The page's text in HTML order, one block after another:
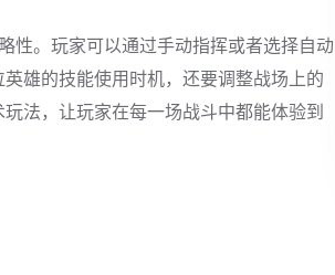
性。玩家可以通过手动指挥或者选择自动
雄的技能使用时机，还要调整战场上的
法，让玩家在每一场战斗中都能体验到